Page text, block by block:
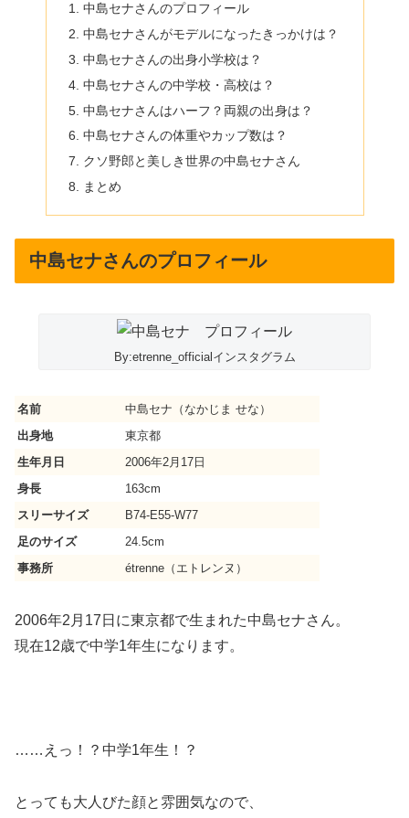
中島セナさんのプロフィール
中島セナさんがモデルになったきっかけは？
中島セナさんの出身小学校は？
中島セナさんの中学校・高校は？
中島セナさんはハーフ？両親の出身は？
中島セナさんの体重やカップ数は？
クソ野郎と美しき世界の中島セナさん
まとめ
中島セナさんのプロフィール
By:etrenne_officialインスタグラム
名前
中島セナ（なかじま せな）
出身地
東京都
生年月日
2006年2月17日
身長
163cm
スリーサイズ
B74-E55-W77
足のサイズ
24.5cm
事務所
étrenne（エトレンヌ）
2006年2月17日に東京都で生まれた中島セナさん。
現在12歳で中学1年生になります。
……えっ！？中学1年生！？
とっても大人びた顔と雰囲気なので、